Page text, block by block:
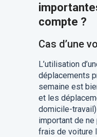
compte ?
Cas d’une
L’utilisation
déplacements
semaine est
et les
domicile-
important de
frais de voiture